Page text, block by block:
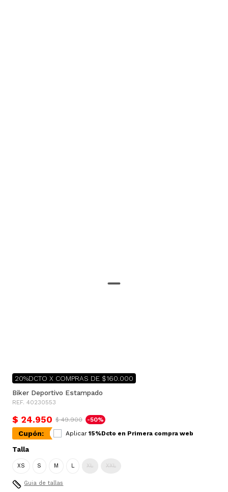
20%DCTO X COMPRAS DE $160.000
Biker Deportivo Estampado
REF. 40230553
$ 24.950 $ 49.900 -50%
Cupón: Aplicar 15%Dcto en Primera compra web
Talla
XS S M L XL XXL
Guia de tallas